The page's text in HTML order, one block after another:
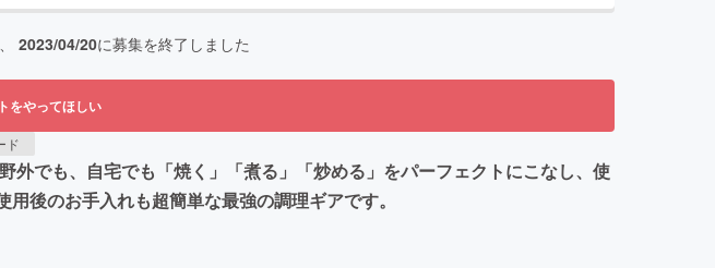
2023/04/20に募集を終了しました
をやってほしい
ド
でも、自宅でも「焼く」「煮る」「炒める」をパーフェクトにこなし、使
後のお手入れも超簡単な最強の調理ギアです。